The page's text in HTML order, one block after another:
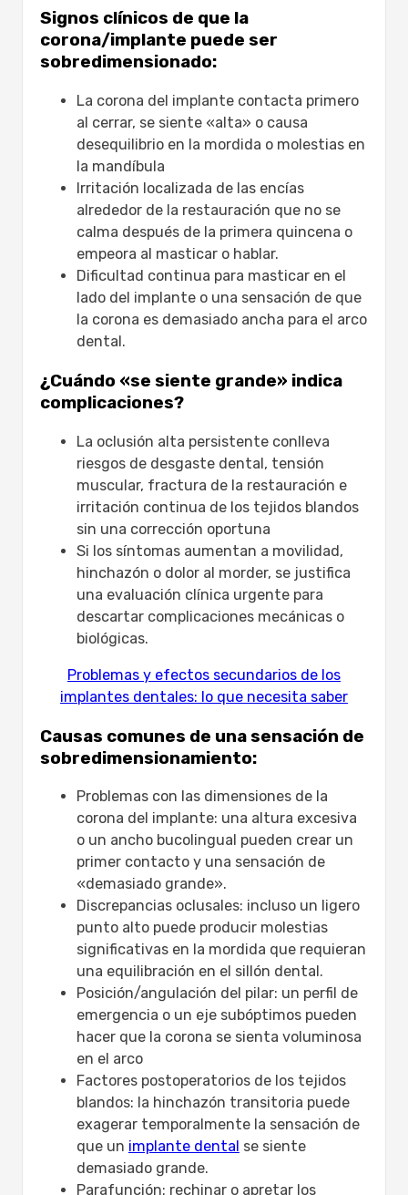
Avances tecnológicos que dan
forma a la comodidad:
Atención posterior al tratamiento para
¿Por qué mi implante dental se siente
demasiado grande?
Reino Unido privado vs Turquía para
correcciones de “Implante dental que se
siente demasiado grande”
Factor
Reino Unido privado
Turquía
¿Por qué elegir mavidenta?
Conclusión
Preguntas frecuentes
principio?
¿Se puede ajustar una corona de
¿Cubrirá el NHS las correcciones si
mi implante dental se siente
demasiado grande?
¿Cuánto cuesta arreglar una corona
de implante que se siente
demasiado grande?
¿Qué sucede si la incomodidad
continúa a pesar de los ajustes
menores?
Signos clínicos de que la
corona/implante puede ser
sobredimensionado:
La corona del implante contacta primero
al cerrar, se siente «alta» o causa
desequilibrio en la mordida o molestias en
la mandíbula
Irritación localizada de las encías
alrededor de la restauración que no se
calma después de la primera quincena o
empeora al masticar o hablar.
Dificultad continua para masticar en el
lado del implante o una sensación de que
la corona es demasiado ancha para el arco
dental.
¿Cuándo «se siente grande» indica
complicaciones?
La oclusión alta persistente conlleva
riesgos de desgaste dental, tensión
muscular, fractura de la restauración e
irritación continua de los tejidos blandos
sin una corrección oportuna
Si los síntomas aumentan a movilidad,
hinchazón o dolor al morder, se justifica
una evaluación clínica urgente para
descartar complicaciones mecánicas o
biológicas.
Problemas y efectos secundarios de los
implantes dentales: lo que necesita saber
Causas comunes de una sensación de
sobredimensionamiento:
Problemas con las dimensiones de la
corona del implante: una altura excesiva
o un ancho bucolingual pueden crear un
primer contacto y una sensación de
«demasiado grande».
Discrepancias oclusales: incluso un ligero
punto alto puede producir molestias
significativas en la mordida que requieran
una equilibración en el sillón dental.
Posición/angulación del pilar: un perfil de
emergencia o un eje subóptimos pueden
hacer que la corona se sienta voluminosa
en el arco
Factores postoperatorios de los tejidos
blandos: la hinchazón transitoria puede
exagerar temporalmente la sensación de
que un implante dental se siente
demasiado grande.
Parafunción: rechinar o apretar los